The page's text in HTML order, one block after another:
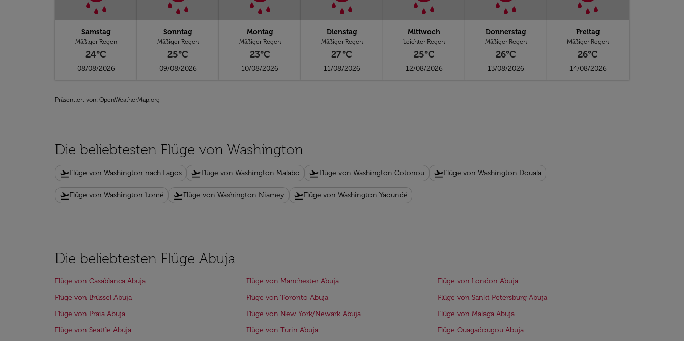
Samstag
Mäßiger Regen
24°C
08/08/2026
Sonntag
Mäßiger Regen
25°C
09/08/2026
Montag
Mäßiger Regen
23°C
10/08/2026
Dienstag
Mäßiger Regen
27°C
11/08/2026
Mittwoch
Leichter Regen
25°C
12/08/2026
Donnerstag
Mäßiger Regen
26°C
13/08/2026
Freitag
Mäßiger Regen
26°C
14/08/2026
Präsentiert von: OpenWeatherMap.org
Die beliebtesten Flüge von Washington
flight_takeoffFlüge von Washington nach Lagos flight_takeoffFlüge von Washington Malabo flight_takeoffFlüge von Washington Cotonou flight_takeoffFlüge von Washington Douala
flight_takeoffFlüge von Washington Lomé flight_takeoffFlüge von Washington Niamey flight_takeoffFlüge von Washington Yaoundé
Die beliebtesten Flüge Abuja
Flüge von Casablanca Abuja Flüge von Manchester Abuja
Flüge von London Abuja
Flüge von Brüssel Abuja
Flüge von Toronto Abuja
Flüge von Sankt Petersburg Abuja
Flüge von Praia Abuja
Flüge von New York/Newark Abuja
Flüge von Malaga Abuja
Flüge von Seattle Abuja
Flüge von Turin Abuja
Flüge Ouagadougou Abuja